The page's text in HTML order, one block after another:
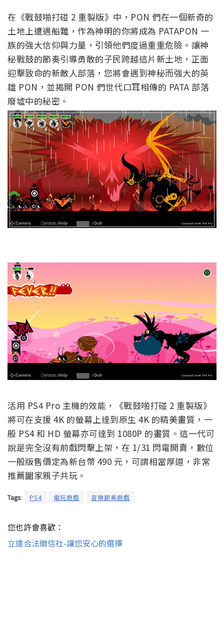
在《戰鼓啪打碰 2 重製版》中， PON 們在一個新奇的
土地上遭遇船難，作為神明的你將成為 PATAPON 一
族的強大信仰與力量，引領他們度過重重危險。讓神
秘戰鼓的節奏引導勇敢的子民跨越這片新土地， 正面
迎擊致命的新敵人部落，您將會遇到神秘而強大的英
雄 PON ，並揭開 PON 們世代口耳相傳的 PATA 部落
廢墟中的秘密。
活用 PS4 Pro 主機的效能，《戰鼓啪打碰 2 重製版》
將可在支援 4K 的螢幕上達到原生 4K 的精美畫質，一
般 PS4 和 HD 螢幕亦可達到 1080P 的畫質。這一代可
說是完全沒有前戲閃擊上架，在 1/31 閃電開賣，數位
一般版售價定為新台幣 490 元，可謂相當厚道，非常
推薦闔家親子共玩。
Tags: PS4 電玩遊戲 音樂節奏遊戲
您也許會喜歡：
立達合法徵信社-讓您安心的選擇